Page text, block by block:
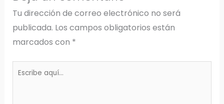
Tu dirección de correo electrónico no será
publicada. Los campos obligatorios están
marcados con *
Escribe